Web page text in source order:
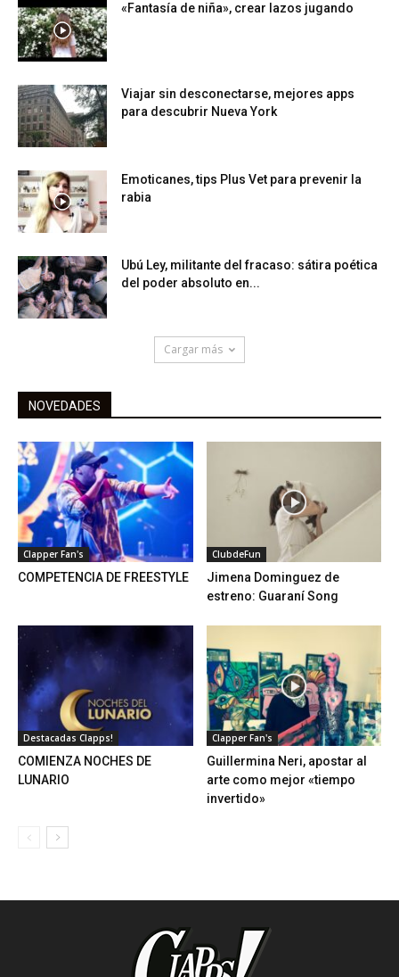
«Fantasía de niña», crear lazos jugando
Viajar sin desconectarse, mejores apps
para descubrir Nueva York
Emoticanes, tips Plus Vet para prevenir la
rabia
Ubú Ley, militante del fracaso: sátira poética
del poder absoluto en...
Cargar más
NOVEDADES
Clapper Fan's
COMPETENCIA DE FREESTYLE
ClubdeFun
Jimena Dominguez de
estreno: Guaraní Song
Destacadas Clapps!
COMIENZA NOCHES DE
LUNARIO
Clapper Fan's
Guillermina Neri, apostar al
arte como mejor «tiempo
invertido»